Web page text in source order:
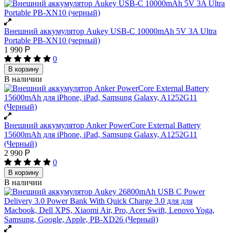
Внешний аккумулятор Aukey USB-C 10000mAh 5V 3A Ultra
Portable PB-XN10 (черный)
1 990 Р
0
В корзину
В наличии
Внешний аккумулятор Anker PowerCore External Battery
15600mAh для iPhone, iPad, Samsung Galaxy, A1252G11
(Черный)
2 990 Р
0
В корзину
В наличии